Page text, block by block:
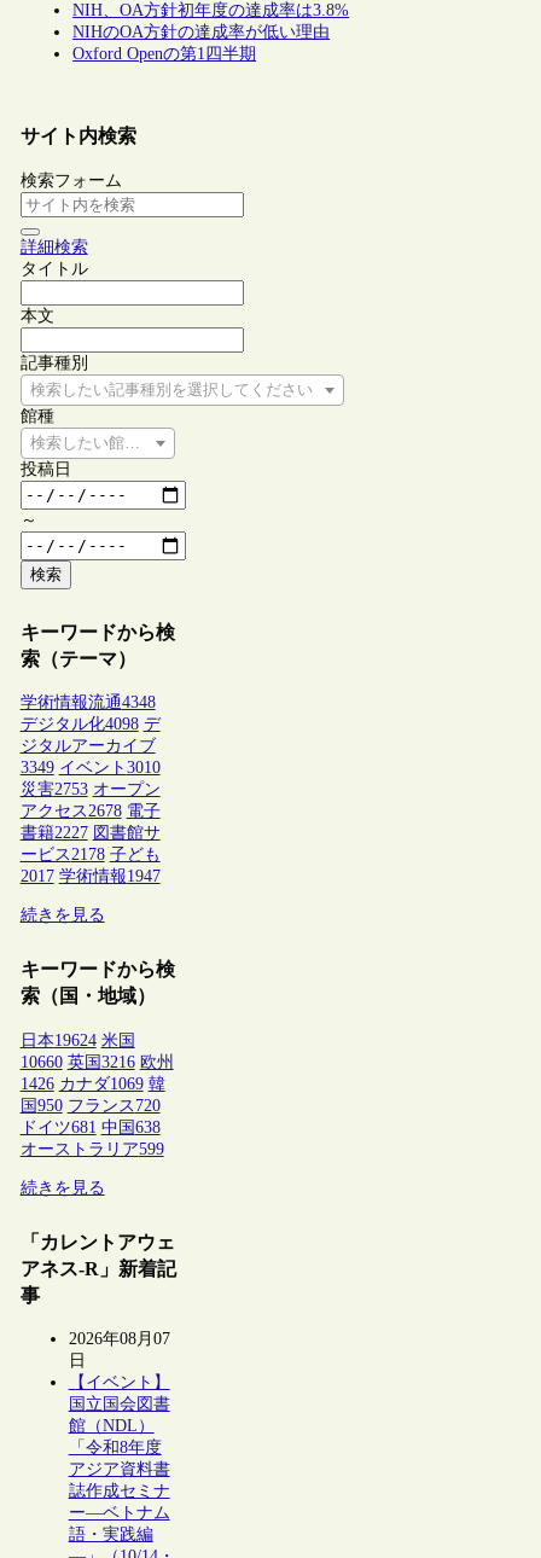
NIH、OA方針初年度の達成率は3.8%
NIHのOA方針の達成率が低い理由
Oxford Openの第1四半期
サイト内検索
検索フォーム
詳細検索
タイトル
本文
記事種別
検索したい記事種別を選択してください
館種
検索したい館種を選択してください
投稿日
～
検索
キーワードから検
索（テーマ）
学術情報流通4348
デジタル化4098 デ
ジタルアーカイブ
3349 イベント 3010
災害2753 オープン
アクセス2678 電子
書籍2227 図書館サ
ービス2178 子ども
2017 学術情報1947
続きを見る
キーワードから検
索（国・地域）
日本19624 米国
10660 英国 3216 欧州
1426 カナダ1069 韓
国 950 フランス 720
ドイツ681 中国 638
オーストラリア599
続きを見る
「カレントアウェ
アネス-R」新着記
事
2026年08月07
日
【イベント】
国立国会図書
館（NDL）
「令和8年度
アジア資料書
誌作成セミナ
ー―ベトナム
語・実践編